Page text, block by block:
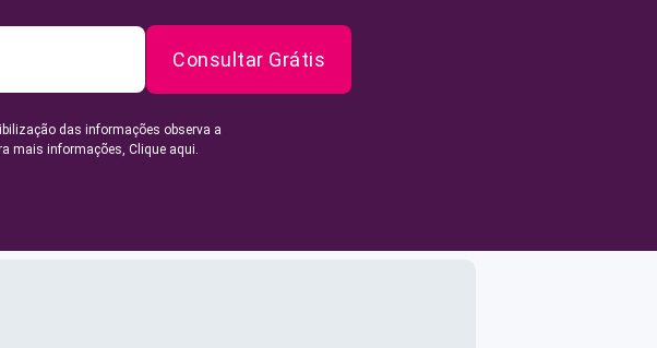
Consultar Grátis
das informações observa a
mais informações, Clique aqui.